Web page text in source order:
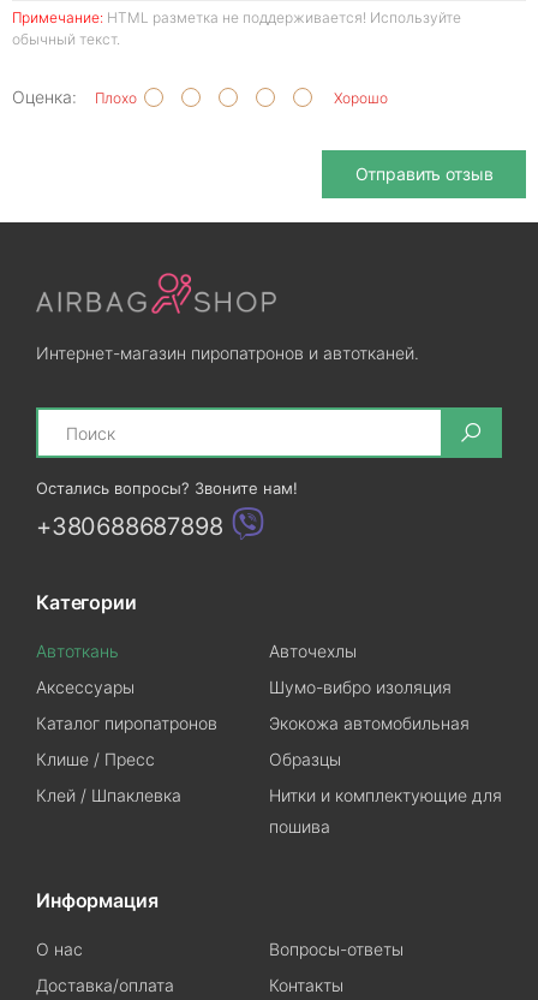
Примечание: HTML разметка не поддерживается! Используйте
обычный текст.
Оценка: Плохо Хорошо
Отправить отзыв
Интернет-магазин пиропатронов и автотканей.
Search
Остались вопросы? Звоните нам!
+380688687898
Категории
Автоткань
Авточехлы
Аксессуары
Шумо-вибро изоляция
Каталог пиропатронов
Экокожа автомобильная
Клише / Пресс
Образцы
Клей / Шпаклевка
Нитки и комплектующие для
пошива
Информация
О нас
Вопросы-ответы
Доставка/оплата
Контакты